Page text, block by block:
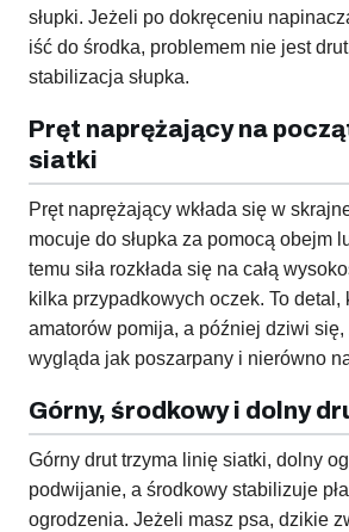
słupki. Jeżeli po dokręceniu
iść do środka, problemem nie jest
stabilizacja słupka.
Pręt naprężający na
siatki
Pręt naprężający wkłada się w
mocuje do słupka za pomocą obejm
temu siła rozkłada się na całą
kilka przypadkowych oczek. To detal,
amatorów pomija, a później dziwi
wygląda jak poszarpany i nierówno
Górny, środkowy i dolny
Górny drut trzyma linię siatki, dolny
podwijanie, a środkowy stabilizuje
ogrodzenia. Jeżeli masz psa, dzikie